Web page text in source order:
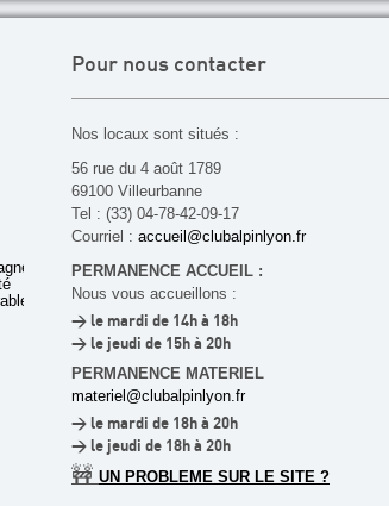
Pour nous contacter
Nos locaux sont situés :
56 rue du 4 août 1789
69100 Villeurbanne
Tel : (33) 04-78-42-09-17
Courriel : accueil@clubalpinlyon.fr
PERMANENCE ACCUEIL :
Nous vous accueillons :
> le mardi de 14h à 18h
> le jeudi de 15h à 20h
PERMANENCE MATERIEL
materiel@clubalpinlyon.fr
> le mardi de 18h à 20h
> le jeudi de 18h à 20h
🚧 UN PROBLEME SUR LE SITE ?